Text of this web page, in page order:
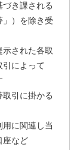
づき課される
）を除き受
示された各取
引によって
取引に掛かる
用に関連し当
座など